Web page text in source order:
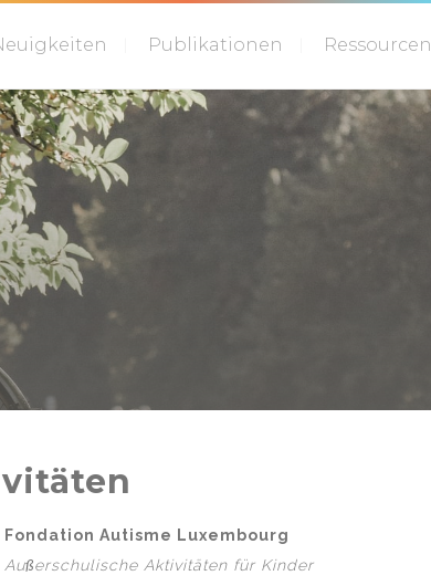
Publikationen Ressourcen
Fondation Autisme Luxembourg
Außerschulische Aktivitäten für Kinder